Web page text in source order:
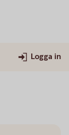
Logga in